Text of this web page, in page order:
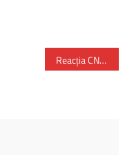
Reacția CNA faţă de situaţia semnalată de jurnaliştii de la Gazeta Sporturilor şi Libertatea